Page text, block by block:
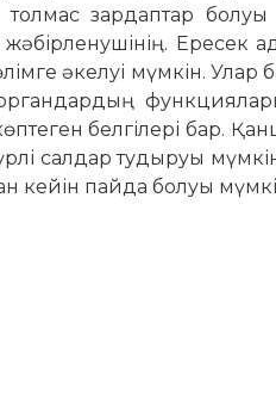
зардаптар болуы
Ересек
әкелуі мүмкін. Улар
белгілері бар.
салдар тудыруы
кейін пайда болуы